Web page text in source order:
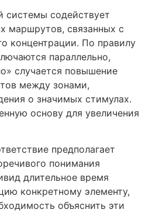
системы содействует
маршрутов, связанных с
концентрации. По правилу
параллельно,
случается повышение
между зонами,
о значимых стимулах.
основу для увеличения
предполагает
понимания
длительное время
конкретному элементу,
объяснить эти